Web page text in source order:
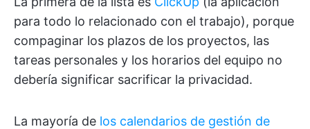
para todo lo relacionado con el trabajo), porque
compaginar los plazos de los proyectos, las
tareas personales y los horarios del equipo no
debería significar sacrificar la privacidad.
La mayoría de los calendarios de gestión de